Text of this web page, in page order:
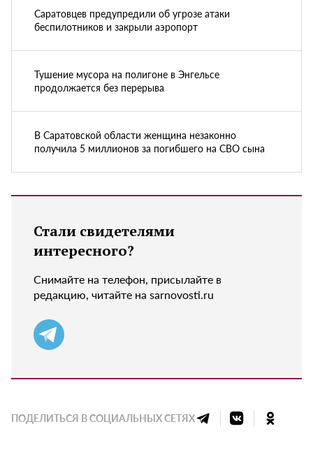
Саратовцев предупредили об угрозе атаки
беспилотников и закрыли аэропорт
Тушение мусора на полигоне в Энгельсе
продолжается без перерыва
В Саратовской области женщина незаконно
получила 5 миллионов за погибшего на СВО сына
Стали свидетелями
интересного?
Снимайте на телефон, присылайте в
редакцию, читайте на sarnovosti.ru
ПОДЕЛИТЬСЯ В СОЦИАЛЬНЫХ СЕТЯХ